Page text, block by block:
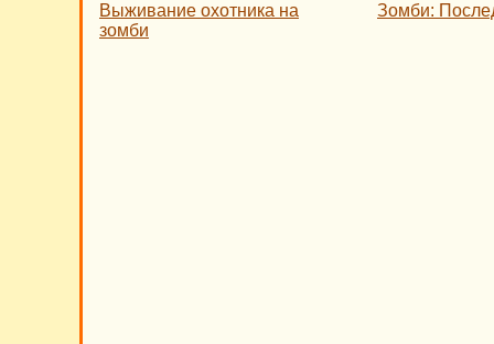
Выживание охотника на
зомби
Зомби: